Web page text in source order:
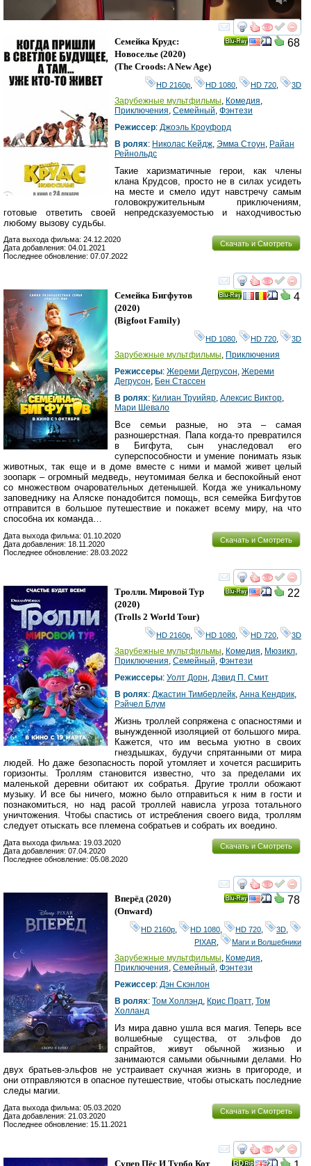
смотреть
68
Семейка Крудс:
Новоселье (2020)
(The Croods: A New Age)
HD 2160р HD 1080 HD 720 3D
Зарубежные мультфильмы Комедия
Приключения Семейный Фэнтези
Режиссер: Джоэль Кроуфорд
В ролях: Николас Кейдж Эмма Стоун Райан
Рейнольдс
Такие харизматичные герои, как члены
клана Крудсов, просто не в силах усидеть
на месте и смело идут навстречу самым
головокружительным приключениям,
готовые ответить своей непредсказуемостью и находчивостью
любому вызову судьбы.
Скачать и Смотреть
Дата выхода фильма: 24.12.2020
Дата добавления: 04.01.2021
Последнее обновление: 07.07.2022
смотреть
4
Семейка Бигфутов
(2020)
(Bigfoot Family)
HD 1080, HD 720, 3D
Зарубежные мультфильмы, Приключения
Режиссеры: Жереми Дегрусон, Жереми
Дегрусон, Бен Стассен
В ролях: Килиан Труийяр, Алексис Виктор,
Мари Шевало
Все семьи разные, но эта – самая
разношерстная. Папа когда-то превратился
в Бигфута, сын унаследовал его
суперспособности и умение понимать язык
животных, так еще и в доме вместе с ними и мамой живет целый
зоопарк – огромный медведь, неутомимая белка и беспокойный енот
со множеством очаровательных детенышей. Когда же уникальному
заповеднику на Аляске понадобится помощь, вся семейка Бигфутов
отправится в большое путешествие и покажет всему миру, на что
способна их команда…
Скачать и Смотреть
Дата выхода фильма: 01.10.2020
Дата добавления: 18.11.2020
Последнее обновление: 28.03.2022
смотреть
22
Тролли. Мировой Тур
(2020)
(Trolls 2 World Tour)
HD 2160р HD 1080 HD 720 3D
Зарубежные мультфильмы, Комедия, Мюзикл,
Приключения, Семейный, Фэнтези
Режиссеры: Уолт Дорн, Дэвид П. Смит
В ролях: Джастин Тимберлейк, Анна Кендрик,
Рэйчел Блум
Жизнь троллей сопряжена с опасностями и
вынужденной изоляцией от большого мира.
Кажется, что им весьма уютно в своих
гнездышках, будучи спрятанными от мира
людей. Но даже безопасность порой утомляет и хочется расширить
горизонты. Троллям становится известно, что за пределами их
маленькой деревни обитают их собратья. Другие тролли обожают
музыку. И все бы ничего, можно было отправиться к ним в гости и
познакомиться, но над расой троллей нависла угроза тотального
уничтожения. Чтобы спастись от истребления своего вида, троллям
следует отыскать все племена собратьев и собрать их воедино.
Скачать и Смотреть
Дата выхода фильма: 19.03.2020
Дата добавления: 07.04.2020
Последнее обновление: 05.08.2020
смотреть
78
Вперёд (2020)
(Onward)
HD 2160р HD 1080 HD 720 3D
PIXAR
Маги и Волшебники
Зарубежные мультфильмы, Комедия,
Приключения, Семейный, Фэнтези
Режиссер: Дэн Скэнлон
В ролях: Том Холлэнд, Крис Пратт, Том
Холланд
Из мира давно ушла вся магия. Теперь все
волшебные существа, от эльфов до
спрайтов, живут обычной жизнью и
занимаются самыми обычными делами. Но
двух братьев-эльфов не устраивает скучная жизнь в пригороде, и
они отправляются в опасное путешествие, чтобы отыскать последние
следы магии.
Скачать и Смотреть
Дата выхода фильма: 05.03.2020
Дата добавления: 21.03.2020
Последнее обновление: 15.11.2021
смотреть
Супер Пёс И Турбо Кот